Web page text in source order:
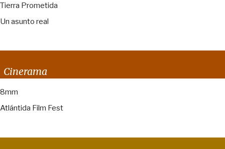
Tierra Prometida
Un asunto real
Cinerama
8mm
Atlántida Film Fest